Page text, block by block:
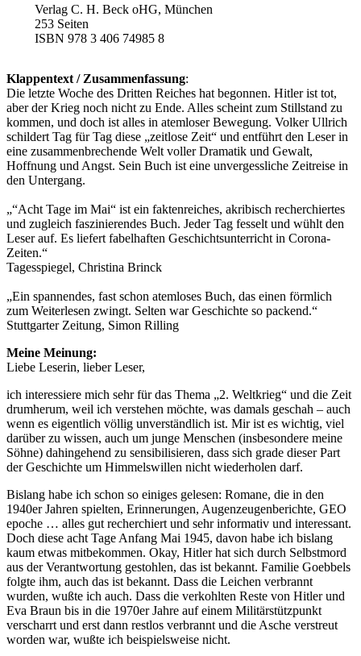
Verlag C. H. Beck oHG, München
253 Seiten
ISBN 978 3 406 74985 8
Klappentext / Zusammenfassung:
Die letzte Woche des Dritten Reiches hat begonnen. Hitler ist tot,
aber der Krieg noch nicht zu Ende. Alles scheint zum Stillstand zu
kommen, und doch ist alles in atemloser Bewegung. Volker Ullrich
schildert Tag für Tag diese „zeitlose Zeit“ und entführt den Leser in
eine zusammenbrechende Welt voller Dramatik und Gewalt,
Hoffnung und Angst. Sein Buch ist eine unvergessliche Zeitreise in
den Untergang.
„“Acht Tage im Mai“ ist ein faktenreiches, akribisch recherchiertes
und zugleich faszinierendes Buch. Jeder Tag fesselt und wühlt den
Leser auf. Es liefert fabelhaften Geschichtsunterricht in Corona-
Zeiten.“
Tagesspiegel, Christina Brinck
„Ein spannendes, fast schon atemloses Buch, das einen förmlich
zum Weiterlesen zwingt. Selten war Geschichte so packend.“
Stuttgarter Zeitung, Simon Rilling
Meine Meinung:
Liebe Leserin, lieber Leser,
ich interessiere mich sehr für das Thema „2. Weltkrieg“ und die Zeit
drumherum, weil ich verstehen möchte, was damals geschah – auch
wenn es eigentlich völlig unverständlich ist. Mir ist es wichtig, viel
darüber zu wissen, auch um junge Menschen (insbesondere meine
Söhne) dahingehend zu sensibilisieren, dass sich grade dieser Part
der Geschichte um Himmelswillen nicht wiederholen darf.
Bislang habe ich schon so einiges gelesen: Romane, die in den
1940er Jahren spielten, Erinnerungen, Augenzeugenberichte, GEO
epoche … alles gut recherchiert und sehr informativ und interessant.
Doch diese acht Tage Anfang Mai 1945, davon habe ich bislang
kaum etwas mitbekommen. Okay, Hitler hat sich durch Selbstmord
aus der Verantwortung gestohlen, das ist bekannt. Familie Goebbels
folgte ihm, auch das ist bekannt. Dass die Leichen verbrannt
wurden, wußte ich auch. Dass die verkohlten Reste von Hitler und
Eva Braun bis in die 1970er Jahre auf einem Militärstützpunkt
verscharrt und erst dann restlos verbrannt und die Asche verstreut
worden war, wußte ich beispielsweise nicht.